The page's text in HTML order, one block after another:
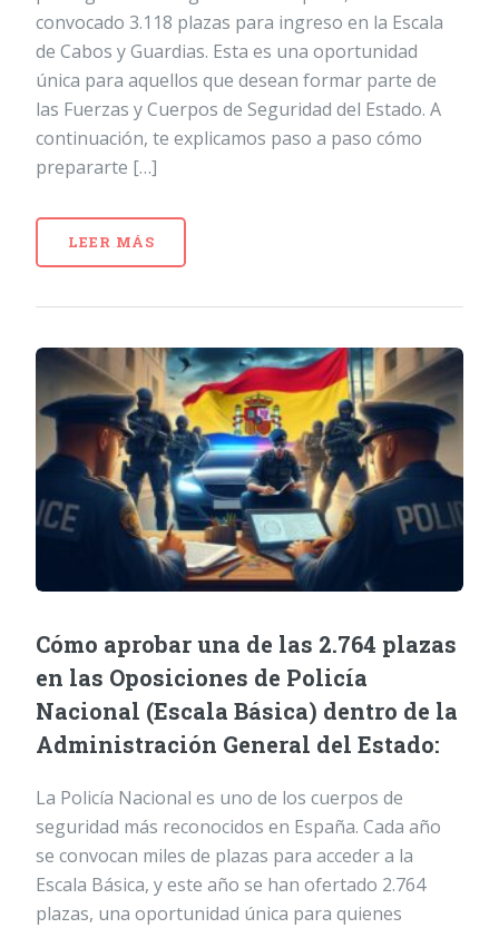
convocado 3.118 plazas para ingreso en la Escala
de Cabos y Guardias. Esta es una oportunidad
única para aquellos que desean formar parte de
las Fuerzas y Cuerpos de Seguridad del Estado. A
continuación, te explicamos paso a paso cómo
prepararte […]
LEER MÁS
Cómo aprobar una de las 2.764 plazas
en las Oposiciones de Policía
Nacional (Escala Básica) dentro de la
Administración General del Estado:
La Policía Nacional es uno de los cuerpos de
seguridad más reconocidos en España. Cada año
se convocan miles de plazas para acceder a la
Escala Básica, y este año se han ofertado 2.764
plazas, una oportunidad única para quienes